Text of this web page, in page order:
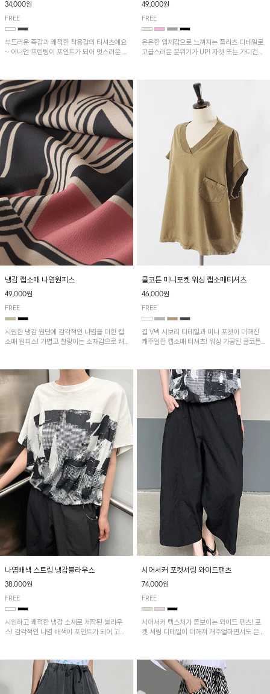
34,000원
FREE
부드러운 촉감과 쾌적한 착용감의 티셔츠에요
~ 어니언 프린팅이 포인트가 되어 멋스러운 아
49,000원
FREE
은은한 입체감으로 느껴지는 플리츠 디테일로
고급스러운 분위기가 UP! 자켓 또는 가디건과
냉감 캡소매 나염원피스
49,000원
FREE
시원한 냉감 원단에 감각적인 나염을 더한 캡
소매 원피스! 가볍고 찰랑이는 소재감으로 쾌
쿨코튼 미니포켓 워싱 캡소매티셔츠
46,000원
FREE
겹 V넥 시보리 디테일과 미니 포켓이 더해진
캐주얼한 캡소매 티셔츠! 워싱 가공된 쿨코튼
나염배색 스트링 냉감블라우스
38,000원
FREE
시원하고 쾌적한 냉감 소재로 제작된 블라우
스! 감각적인 나염 배색이 포인트가 되어 고급
착용 가능합니다~
시어서커 포켓셔링 와이드팬츠
74,000원
FREE
시어서커 텍스처가 돋보이는 와이드 팬츠! 포
켓 셔링 디테일이 더해져 캐주얼하면서도 은은
다. 가볍고 쾌적한 착용감으로 여름철 데일리
아이템으로 활용하기 좋아요~